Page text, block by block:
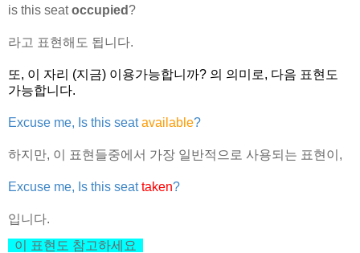
is this seatoccupied ?
라고 표현해도 됩니다.
또, 이 자리 (지금) 이용가능합니까? 의 의미로, 다음 표현도
가능합니다.
Excuse me, Is this seatavailable?
하지만, 이 표현들중에서 가장 일반적으로 사용되는 표현이,
Excuse me, Is this seattaken?
입니다.
이 표현도 참고하세요